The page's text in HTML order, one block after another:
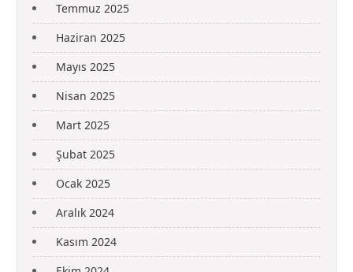
Temmuz 2025
Haziran 2025
Mayıs 2025
Nisan 2025
Mart 2025
Şubat 2025
Ocak 2025
Aralık 2024
Kasım 2024